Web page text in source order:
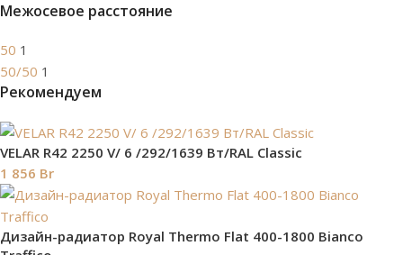
Межосевое расстояние
50 1
50/50 1
Рекомендуем
VELAR R42 2250 V/ 6 /292/1639 Вт/RAL Classic
1 856 Br
Дизайн-радиатор Royal Thermo Flat 400-1800 Bianсo